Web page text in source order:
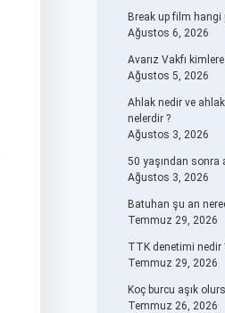
Break up film hangi
Ağustos 6, 2026
Avarız Vakfı
Ağustos 5, 2026
Ahlak nedir ve
nelerdir ?
Ağustos 3, 2026
50 yaşından sonra
Ağustos 3, 2026
Batuhan şu an
Temmuz 29, 2026
TTK denetimi nedir
Temmuz 29, 2026
Koç burcu aşık
Temmuz 26, 2026